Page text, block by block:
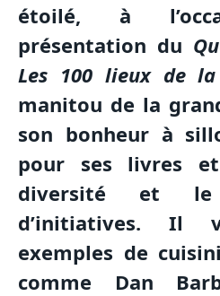
étoilé, à
présentation du
Les 100 lieux de la
manitou de la
son bonheur à
pour ses livres
diversité et le
d’initiatives. Il
exemples de
comme Dan